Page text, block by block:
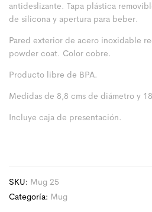
antideslizante. Tapa plástica
de silicona y apertura para beber.
Pared exterior de acero inoxidable
powder coat. Color cobre.
Producto libre de BPA.
Medidas de 8,8 cms de diámetro y
Incluye caja de presentación.
SKU: Mug 25
Categoría: Mug